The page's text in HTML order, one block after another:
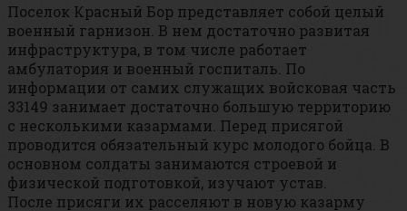
Поселок Красный Бор представляет собой целый
военный гарнизон. В нем достаточно развитая
инфраструктура, в том числе работает
амбулатория и военный госпиталь. По
информации от самих служащих войсковая часть
33149 занимает достаточно большую территорию
с несколькими казармами. Перед присягой
проводится обязательный курс молодого бойца. В
основном солдаты занимаются строевой и
физической подготовкой, изучают устав.
После присяги их расселяют в новую казарму